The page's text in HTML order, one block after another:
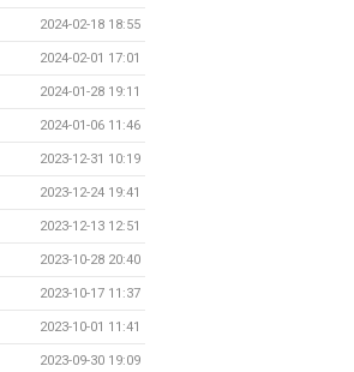
2024-02-18 18:55
2024-02-01 17:01
2024-01-28 19:11
2024-01-06 11:46
2023-12-31 10:19
2023-12-24 19:41
2023-12-13 12:51
2023-10-28 20:40
2023-10-17 11:37
2023-10-01 11:41
2023-09-30 19:09